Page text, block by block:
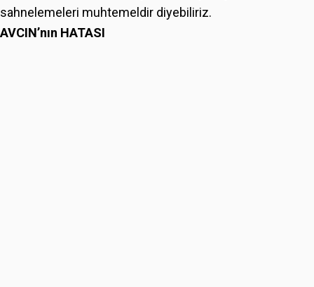
sahnelemeleri muhtemeldir diyebiliriz.
AVCIN’nın HATASI